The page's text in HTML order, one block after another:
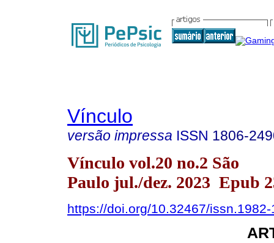
Vínculo
versão impressa ISSN 1806-
Vínculo vol.20 no.2 São
Paulo jul./dez. 2023 Epub
https://doi.org/10.32467/